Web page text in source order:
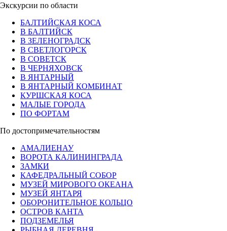
Экскурсии по области
БАЛТИЙСКАЯ КОСА
В БАЛТИЙСК
В ЗЕЛЕНОГРАДСК
В СВЕТЛОГОРСК
В СОВЕТСК
В ЧЕРНЯХОВСК
В ЯНТАРНЫЙ
В ЯНТАРНЫЙ КОМБИНАТ
КУРШСКАЯ КОСА
МАЛЫЕ ГОРОДА
ПО ФОРТАМ
По достопримечательностям
АМАЛИЕНАУ
ВОРОТА КАЛИНИНГРАДА
ЗАМКИ
КАФЕДРАЛЬНЫЙ СОБОР
МУЗЕЙ МИРОВОГО ОКЕАНА
МУЗЕЙ ЯНТАРЯ
ОБОРОНИТЕЛЬНОЕ КОЛЬЦО
ОСТРОВ КАНТА
ПОДЗЕМЕЛЬЯ